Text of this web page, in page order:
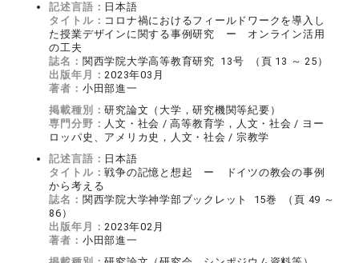
記述言語： 日本語
タイトル： コロナ禍におけるフィールドワークを導入し
た授業デザインに関する事例研究 ー オンライン活用
の工夫
誌名： 関西学院大学高等教育研究 13号 （頁 13 ～ 25）
出版年月：2023年03月
著者： 小田部進一
掲載種別：研究論文（大学，研究機関等紀要）
専門分野： 人文・社会 / 高等教育学，人文・社会 / ヨー
ロッパ史、アメリカ史，人文・社会 / 宗教学
記述言語： 日本語
タイトル：戦争の記憶と想起 ー ドイツの教会の事例
から考える
誌名： 関西学院大学神学部ブックレット 15巻 （頁 49 ～
86）
出版年月：2023年02月
著者： 小田部進一